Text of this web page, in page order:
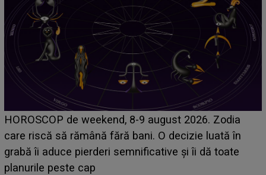
Emanuel a ținut ACEST DETALIU ASCUNS până
acum! În fața Alexandrei, concurentul din Casa Iubirii
face o MĂRTURISIRE NEAȘTEPTATĂ despre mama
sa: "I-am spus și ei în față, eu nu te iubesc pentru